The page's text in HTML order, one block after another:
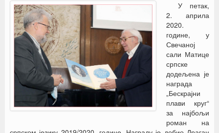
У петак,
2. априла
2020.
године, у
Свечаној
сали Матице
српске
додељена је
награда
„Бескрајни
плави круг“
за најбољи
роман на